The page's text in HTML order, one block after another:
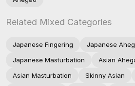
Related Mixed Categories
Japanese Fingering
Japanese
Japanese Masturbation
Asian
Asian Masturbation
Skinny Asian